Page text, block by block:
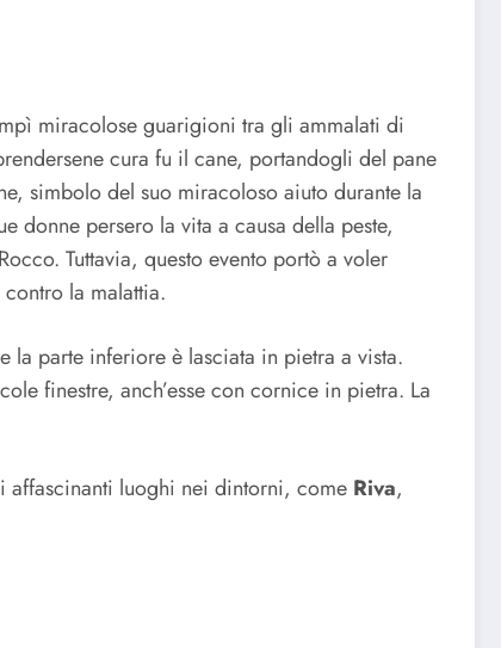
miracolose guarigioni tra gli ammalati di
cura fu il cane, portandogli del pane
simbolo del suo miracoloso aiuto durante la
donne persero la vita a causa della peste,
Tuttavia, questo evento portò a voler
la malattia.
la parte inferiore è lasciata in pietra a vista.
finestre, anch’esse con cornice in pietra. La
affascinanti luoghi nei dintorni, come Riva,